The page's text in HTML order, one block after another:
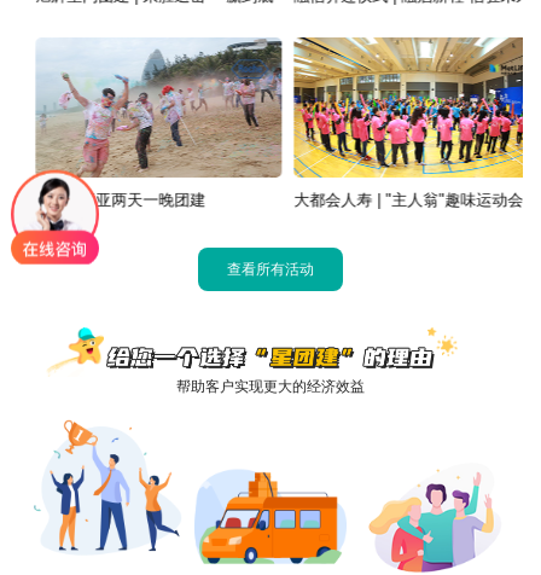
罗氏 | 三亚两天一晚团建 大都会人寿 | "主人翁"趣味运动会
查看所有活动
帮助客户实现更大的经济效益